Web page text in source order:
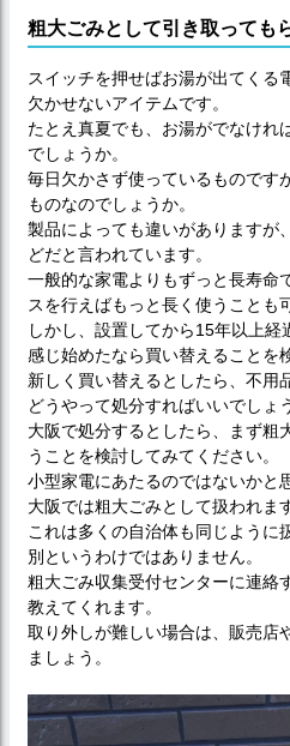
粗大ごみとして引き取っても
スイッチを押せばお湯が出てくる
欠かせないアイテムです。
たとえ真夏でも、お湯がでなけれ
でしょうか。
毎日欠かさず使っているものです
ものなのでしょうか。
製品によっても違いがありますが
どだと言われています。
一般的な家電よりもずっと長寿命
スを行えばもっと長く使うことも
しかし、設置してから15年以上経
感じ始めたなら買い替えることを
新しく買い替えるとしたら、不用
どうやって処分すればいいでしょ
大阪で処分するとしたら、まず粗
うことを検討してみてください。
小型家電にあたるのではないかと
大阪では粗大ごみとして扱われま
これは多くの自治体も同じように
別というわけではありません。
粗大ごみ収集受付センターに連絡
教えてくれます。
取り外しが難しい場合は、販売店
ましょう。